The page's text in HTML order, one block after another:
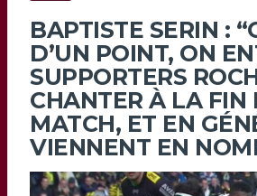
BAPTISTE SERIN :
D’UN POINT, ON
SUPPORTERS
CHANTER À LA FIN
MATCH, ET EN
VIENNENT EN